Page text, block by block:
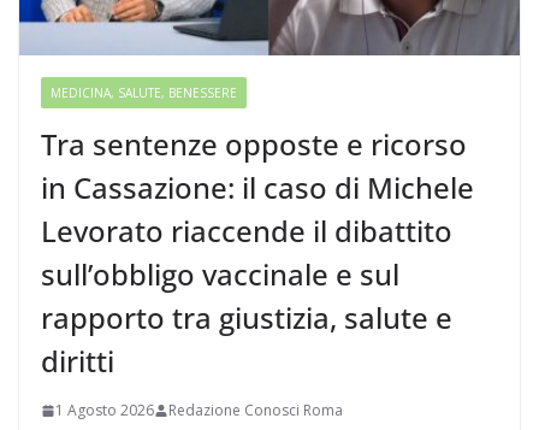
MEDICINA, SALUTE, BENESSERE
Tra sentenze opposte e ricorso
in Cassazione: il caso di Michele
Levorato riaccende il dibattito
sull’obbligo vaccinale e sul
rapporto tra giustizia, salute e
diritti
1 Agosto 2026 Redazione Conosci Roma